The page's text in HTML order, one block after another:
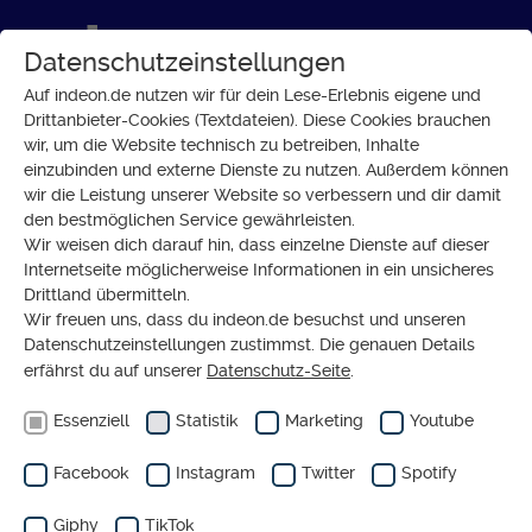
Dossier
RECHTSEXTREMER ANSCHLAG IM FEBRUAR 2020
Nach dem Anschlag in Hanau -
wie eine Stadt sich verändert
hat
Datenschutzeinstellungen
Auf indeon.de nutzen wir für dein Lese-Erlebnis eigene und
Drittanbieter-Cookies (Textdateien). Diese Cookies brauchen
wir, um die Website technisch zu betreiben, Inhalte
einzubinden und externe Dienste zu nutzen. Außerdem können
wir die Leistung unserer Website so verbessern und dir damit
den bestmöglichen Service gewährleisten.
Wir weisen dich darauf hin, dass einzelne Dienste auf dieser
Internetseite möglicherweise Informationen in ein unsicheres
Drittland übermitteln.
Wir freuen uns, dass du indeon.de besuchst und unseren
Datenschutzeinstellungen zustimmst. Die genauen Details
erfährst du auf unserer Datenschutz-Seite
Essenziell Statistik Marketing Youtube
Facebook Instagram Twitter Spotify
Giphy TikTok